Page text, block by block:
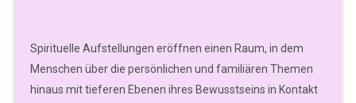
Spirituelle Aufstellungen eröffnen einen Raum, in dem
Menschen über die persönlichen und familiären Themen
hinaus mit tieferen Ebenen ihres Bewusstseins in Kontakt